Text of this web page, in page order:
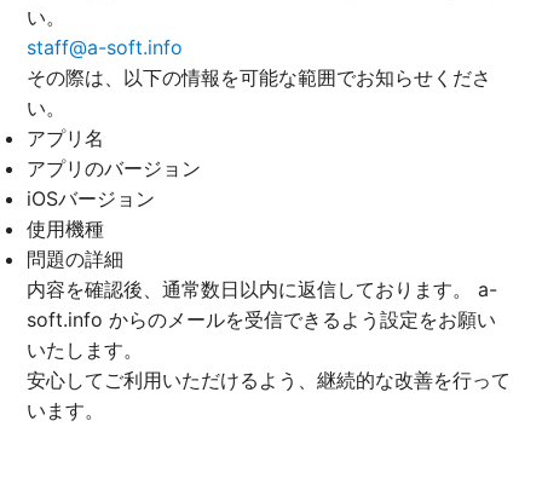
い。
staff@a-soft.info
その際は、以下の情報を可能な範囲でお知らせくださ
い。
アプリ名
アプリのバージョン
iOSバージョン
使用機種
問題の詳細
内容を確認後、通常数日以内に返信しております。 a-
soft.info からのメールを受信できるよう設定をお願い
いたします。
安心してご利用いただけるよう、継続的な改善を行って
います。